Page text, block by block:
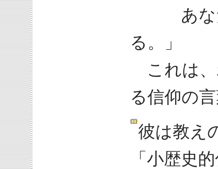
あなた
る。」
これは、
る信仰の
彼は教え
「小歴史